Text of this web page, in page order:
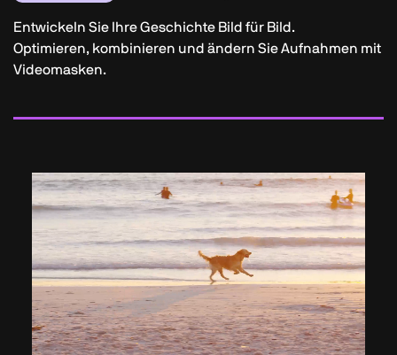
Entwickeln Sie Ihre Geschichte Bild für Bild.
Optimieren, kombinieren und ändern Sie Aufnahmen mit
Videomasken.